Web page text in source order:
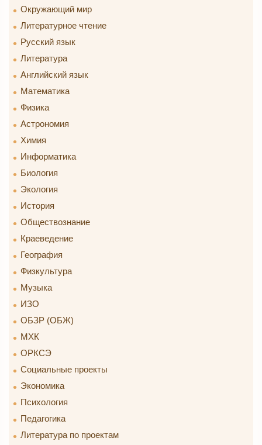
Окружающий мир
Литературное чтение
Русский язык
Литература
Английский язык
Математика
Физика
Астрономия
Химия
Информатика
Биология
Экология
История
Обществознание
Краеведение
География
Физкультура
Музыка
ИЗО
ОБЗР (ОБЖ)
МХК
ОРКСЭ
Социальные проекты
Экономика
Психология
Педагогика
Литература по проектам